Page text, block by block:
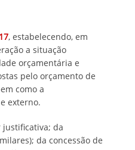
, estabelecendo, em
a situação
orçamentária e
pelo orçamento de
como a
externo.
justificativa; da
da concessão de